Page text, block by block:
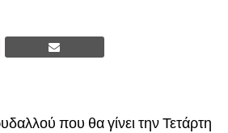
που θα γίνει την Τετάρτη